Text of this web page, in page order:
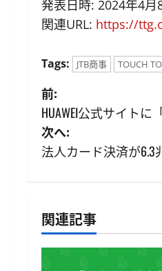
発表日時: 2024年4月
関連URL: https://
Tags: JTB商事 TOUCH
投
稿
ナ
ゲ
ー
前:
HUAWEI公式サイト
次へ:
法人カード決済が
関連記事